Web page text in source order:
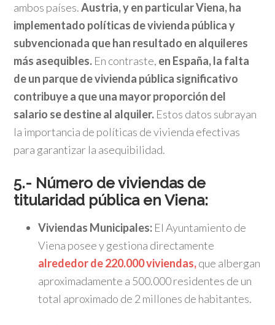
ambos países.Austria, y en particular Viena, ha
implementado políticas de vivienda pública y
subvencionada que han resultado en alquileres
más asequibles. En contraste, en España, la falta
de un parque de vivienda pública significativo
contribuye a que una mayor proporción del
salario se destine al alquiler. Estos datos subrayan
la importancia de políticas de vivienda efectivas
para garantizar la asequibilidad.
5.- Número de viviendas de
titularidad pública en Viena:
Viviendas Municipales: El Ayuntamiento de
Viena posee y gestiona directamente
alrededor de 220.000 viviendas,que albergan
aproximadamente a 500.000 residentes de un
total aproximado de 2 millones de habitantes.